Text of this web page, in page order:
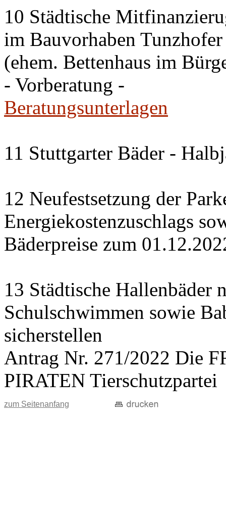
10 Städtische
im Bauvorhaben
(ehem. Bettenhaus im
- Vorberatung -
Beratungsunterlagen
11 Stuttgarter Bäder -
12 Neufestsetzung der
Energiekostenzuschlags
Bäderpreise zum
13 Städtische Hallenbäder
Schulschwimmen sowie
sicherstellen
Antrag Nr. 271/2022 Die
PIRATEN Tierschutzpartei
zum Seitenanfang